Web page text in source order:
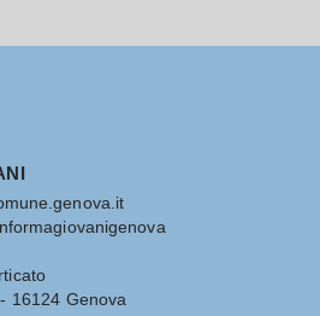
16124 Genova